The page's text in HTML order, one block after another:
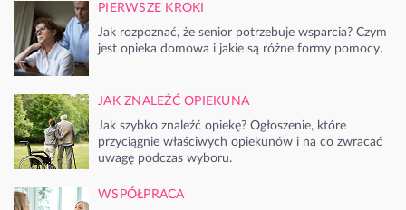
PIERWSZE KROKI
Jak rozpoznać, że senior potrzebuje wsparcia? Czym
jest opieka domowa i jakie są różne formy pomocy.
JAK ZNALEŹĆ OPIEKUNA
Jak szybko znaleźć opiekę? Ogłoszenie, które
przyciągnie właściwych opiekunów i na co zwracać
uwagę podczas wyboru.
WSPÓŁPRACA